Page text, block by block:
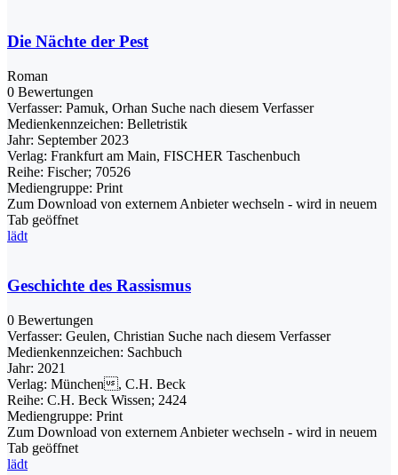
Die Nächte der Pest
Roman
0 Bewertungen
Verfasser: Pamuk, Orhan Suche nach diesem Verfasser
Medienkennzeichen: Belletristik
Jahr: September 2023
Verlag: Frankfurt am Main, FISCHER Taschenbuch
Reihe: Fischer; 70526
Mediengruppe: Print
Zum Download von externem Anbieter wechseln - wird in neuem
Tab geöffnet
lädt
Geschichte des Rassismus
0 Bewertungen
Verfasser: Geulen, Christian Suche nach diesem Verfasser
Medienkennzeichen: Sachbuch
Jahr: 2021
Verlag: München, C.H. Beck
Reihe: C.H. Beck Wissen; 2424
Mediengruppe: Print
Zum Download von externem Anbieter wechseln - wird in neuem
Tab geöffnet
lädt